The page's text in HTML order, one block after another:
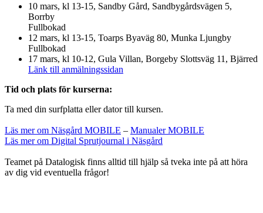
10 mars, kl 13-15, Sandby Gård, Sandbygårdsvägen 5,
Borrby
Fullbokad
12 mars, kl 13-15, Toarps Byaväg 80, Munka Ljungby
Fullbokad
17 mars, kl 10-12, Gula Villan, Borgeby Slottsväg 11, Bjärred
Länk till anmälningssidan
Tid och plats för kurserna:
Ta med din surfplatta eller dator till kursen.
Läs mer om Näsgård MOBILE – Manualer MOBILE
Läs mer om Digital Sprutjournal i Näsgård
Teamet på Datalogisk finns alltid till hjälp så tveka inte på att höra
av dig vid eventuella frågor!